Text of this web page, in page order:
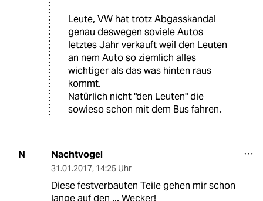
Leute, VW hat trotz Abgasskandal
genau deswegen soviele Autos
letztes Jahr verkauft weil den Leuten
an nem Auto so ziemlich alles
wichtiger als das was hinten raus
kommt.
Natürlich nicht "den Leuten" die
sowieso schon mit dem Bus fahren.
N Nachtvogel
31.01.2017, 14:25 Uhr
Diese festverbauten Teile gehen mir schon
lange auf den ... Wecker!